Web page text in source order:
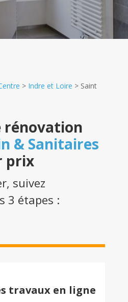
> Indre et Loire > Saint
rénovation
& Sanitaires
prix
suivez
3 étapes :
travaux en ligne